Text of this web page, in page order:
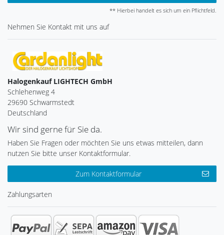
** Hierbei handelt es sich um ein Pflichtfeld.
Nehmen Sie Kontakt mit uns auf
Halogenkauf LIGHTECH GmbH
Schlehenweg 4
29690 Schwarmstedt
Deutschland
Wir sind gerne für Sie da.
Haben Sie Fragen oder möchten Sie uns etwas mitteilen, dann
nutzen Sie bitte unser Kontaktformular.
Zum Kontaktformular
Zahlungsarten